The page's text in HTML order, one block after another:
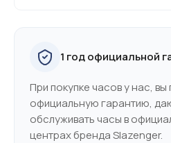
1 год официальной
При покупке часов у нас, вы
официальную гарантию,
обслуживать часы в
центрах бренда Slazenger.